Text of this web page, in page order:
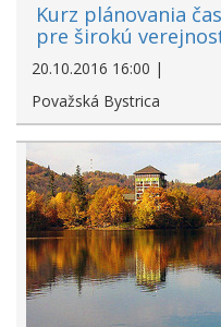
Kurz plánovania
pre širokú
20.10.2016 16:00 |
Považská Bystrica